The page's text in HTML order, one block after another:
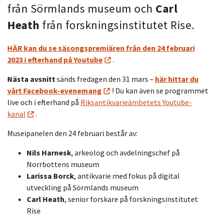
från Sörmlands museum och Carl
Heath från forskningsinstitutet Rise.
HÄR kan du se säsongspremiären från den 24 februari
2023 i efterhand på Youtube
.
Nästa avsnitt sänds fredagen den 31 mars – här hittar du
vårt Facebook-evenemang
! Du kan även se programmet
live och i efterhand på Riksantikvarieämbetets Youtube-
kanal
.
Museipanelen den 24 februari består av:
Nils Harnesk, arkeolog och avdelningschef på
Norrbottens museum
Larissa Borck, antikvarie med fokus på digital
utveckling på Sörmlands museum
Carl Heath, senior forskare på forskningsinstitutet
Rise